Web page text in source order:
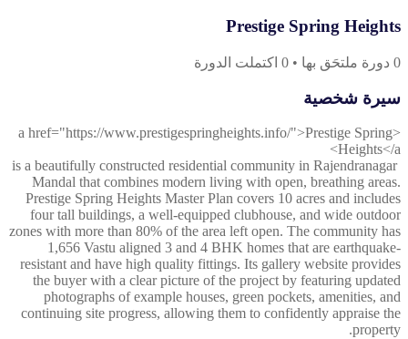
Prestige Spring Heights
0 دورة ملتحَق بها •
0 اكتملت الدورة
سيرة شخصية
<a href="https://www.prestigespringheights.info/">Prestige Spring
Heights</a>
is a beautifully constructed residential community in Rajendranagar
Mandal that combines modern living with open, breathing areas.
Prestige Spring Heights Master Plan covers 10 acres and includes
four tall buildings, a well-equipped clubhouse, and wide outdoor
zones with more than 80% of the area left open. The community has
1,656 Vastu aligned 3 and 4 BHK homes that are earthquake-
resistant and have high quality fittings. Its gallery website provides
the buyer with a clear picture of the project by featuring updated
photographs of example houses, green pockets, amenities, and
continuing site progress, allowing them to confidently appraise the
property.